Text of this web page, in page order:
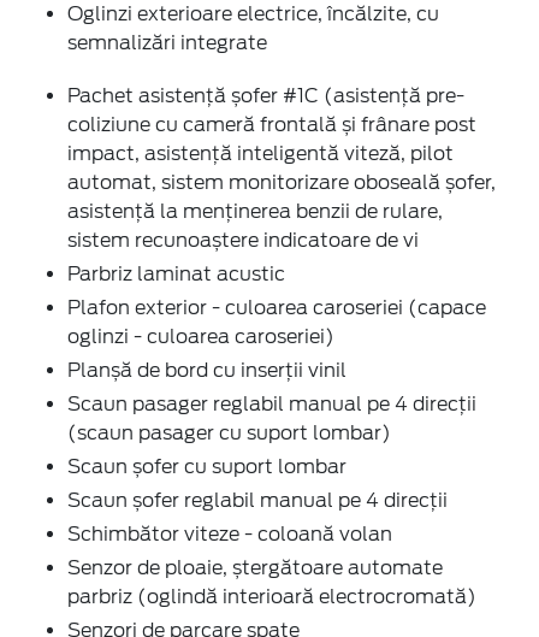
Oglinzi exterioare electrice, încălzite, cu
semnalizări integrate
Pachet asistență șofer #1C (asistență pre-
coliziune cu cameră frontală și frânare post
impact, asistență inteligentă viteză, pilot
automat, sistem monitorizare oboseală șofer,
asistență la menținerea benzii de rulare,
sistem recunoaștere indicatoare de vi
Parbriz laminat acustic
Plafon exterior - culoarea caroseriei (capace
oglinzi - culoarea caroseriei)
Planșă de bord cu inserții vinil
Scaun pasager reglabil manual pe 4 direcții
(scaun pasager cu suport lombar)
Scaun șofer cu suport lombar
Scaun șofer reglabil manual pe 4 direcții
Schimbător viteze - coloană volan
Senzor de ploaie, ștergătoare automate
parbriz (oglindă interioară electrocromată)
Senzori de parcare spate